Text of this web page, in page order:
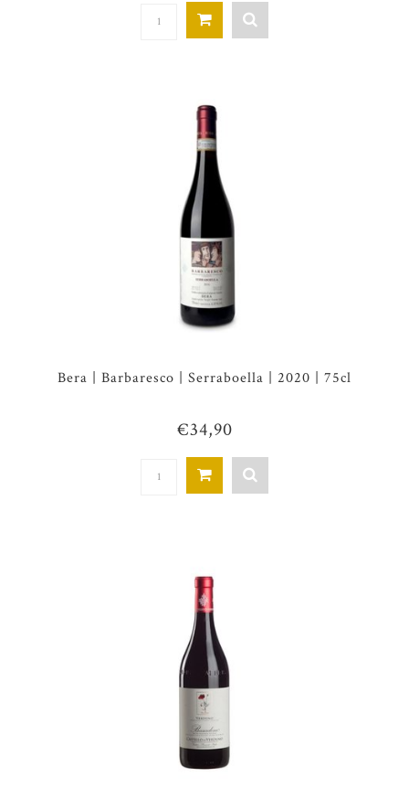
Bera | Barbaresco | Serraboella | 2020 | 75cl
€34,90